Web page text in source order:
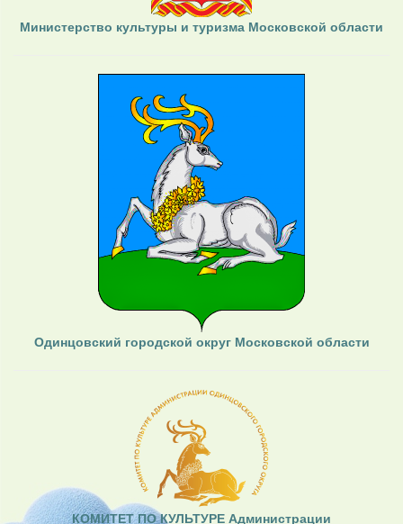
Министерство культуры и туризма Московской области
Одинцовский городской округ Московской области
КОМИТЕТ ПО КУЛЬТУРЕ Администрации